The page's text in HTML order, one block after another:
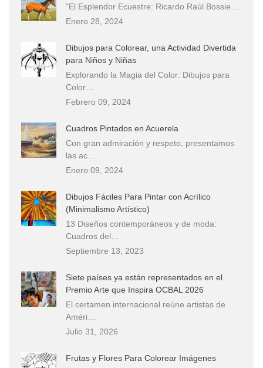
"El Esplendor Ecuestre: Ricardo Raúl Bossie…
Enero 28, 2024
Dibujos para Colorear, una Actividad Divertida
para Niños y Niñas
Explorando la Magia del Color: Dibujos para
Color…
Febrero 09, 2024
Cuadros Pintados en Acuerela
Con gran admiración y respeto, presentamos
las ac…
Enero 09, 2024
Dibujos Fáciles Para Pintar con Acrílico
(Minimalismo Artístico)
13 Diseños contemporáneos y de moda:
Cuadros del…
Septiembre 13, 2023
Siete países ya están representados en el
Premio Arte que Inspira OCBAL 2026
El certamen internacional reúne artistas de
Améri…
Julio 31, 2026
Frutas y Flores Para Colorear Imágenes